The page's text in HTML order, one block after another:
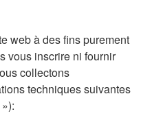
web à des fins purement
vous inscrire ni fournir
collectons
techniques suivantes